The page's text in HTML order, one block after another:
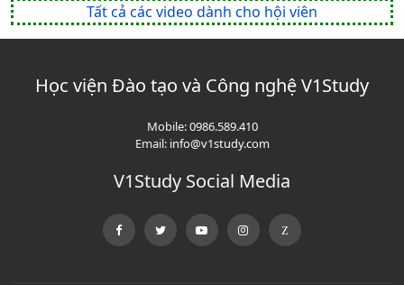
Tất cả các video dành cho hội viên
Học viện Đào tạo và Công nghệ V1Study
Mobile:0986.589.410
Email: info@v1study.com
V1Study Social Media